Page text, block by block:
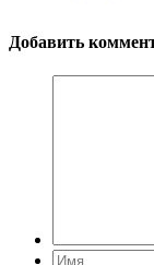
Добавить